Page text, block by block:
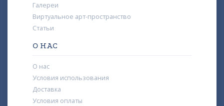
Галереи
Виртуальное арт-пространство
Статьи
О НАС
О нас
Условия использования
Доставка
Условия оплаты